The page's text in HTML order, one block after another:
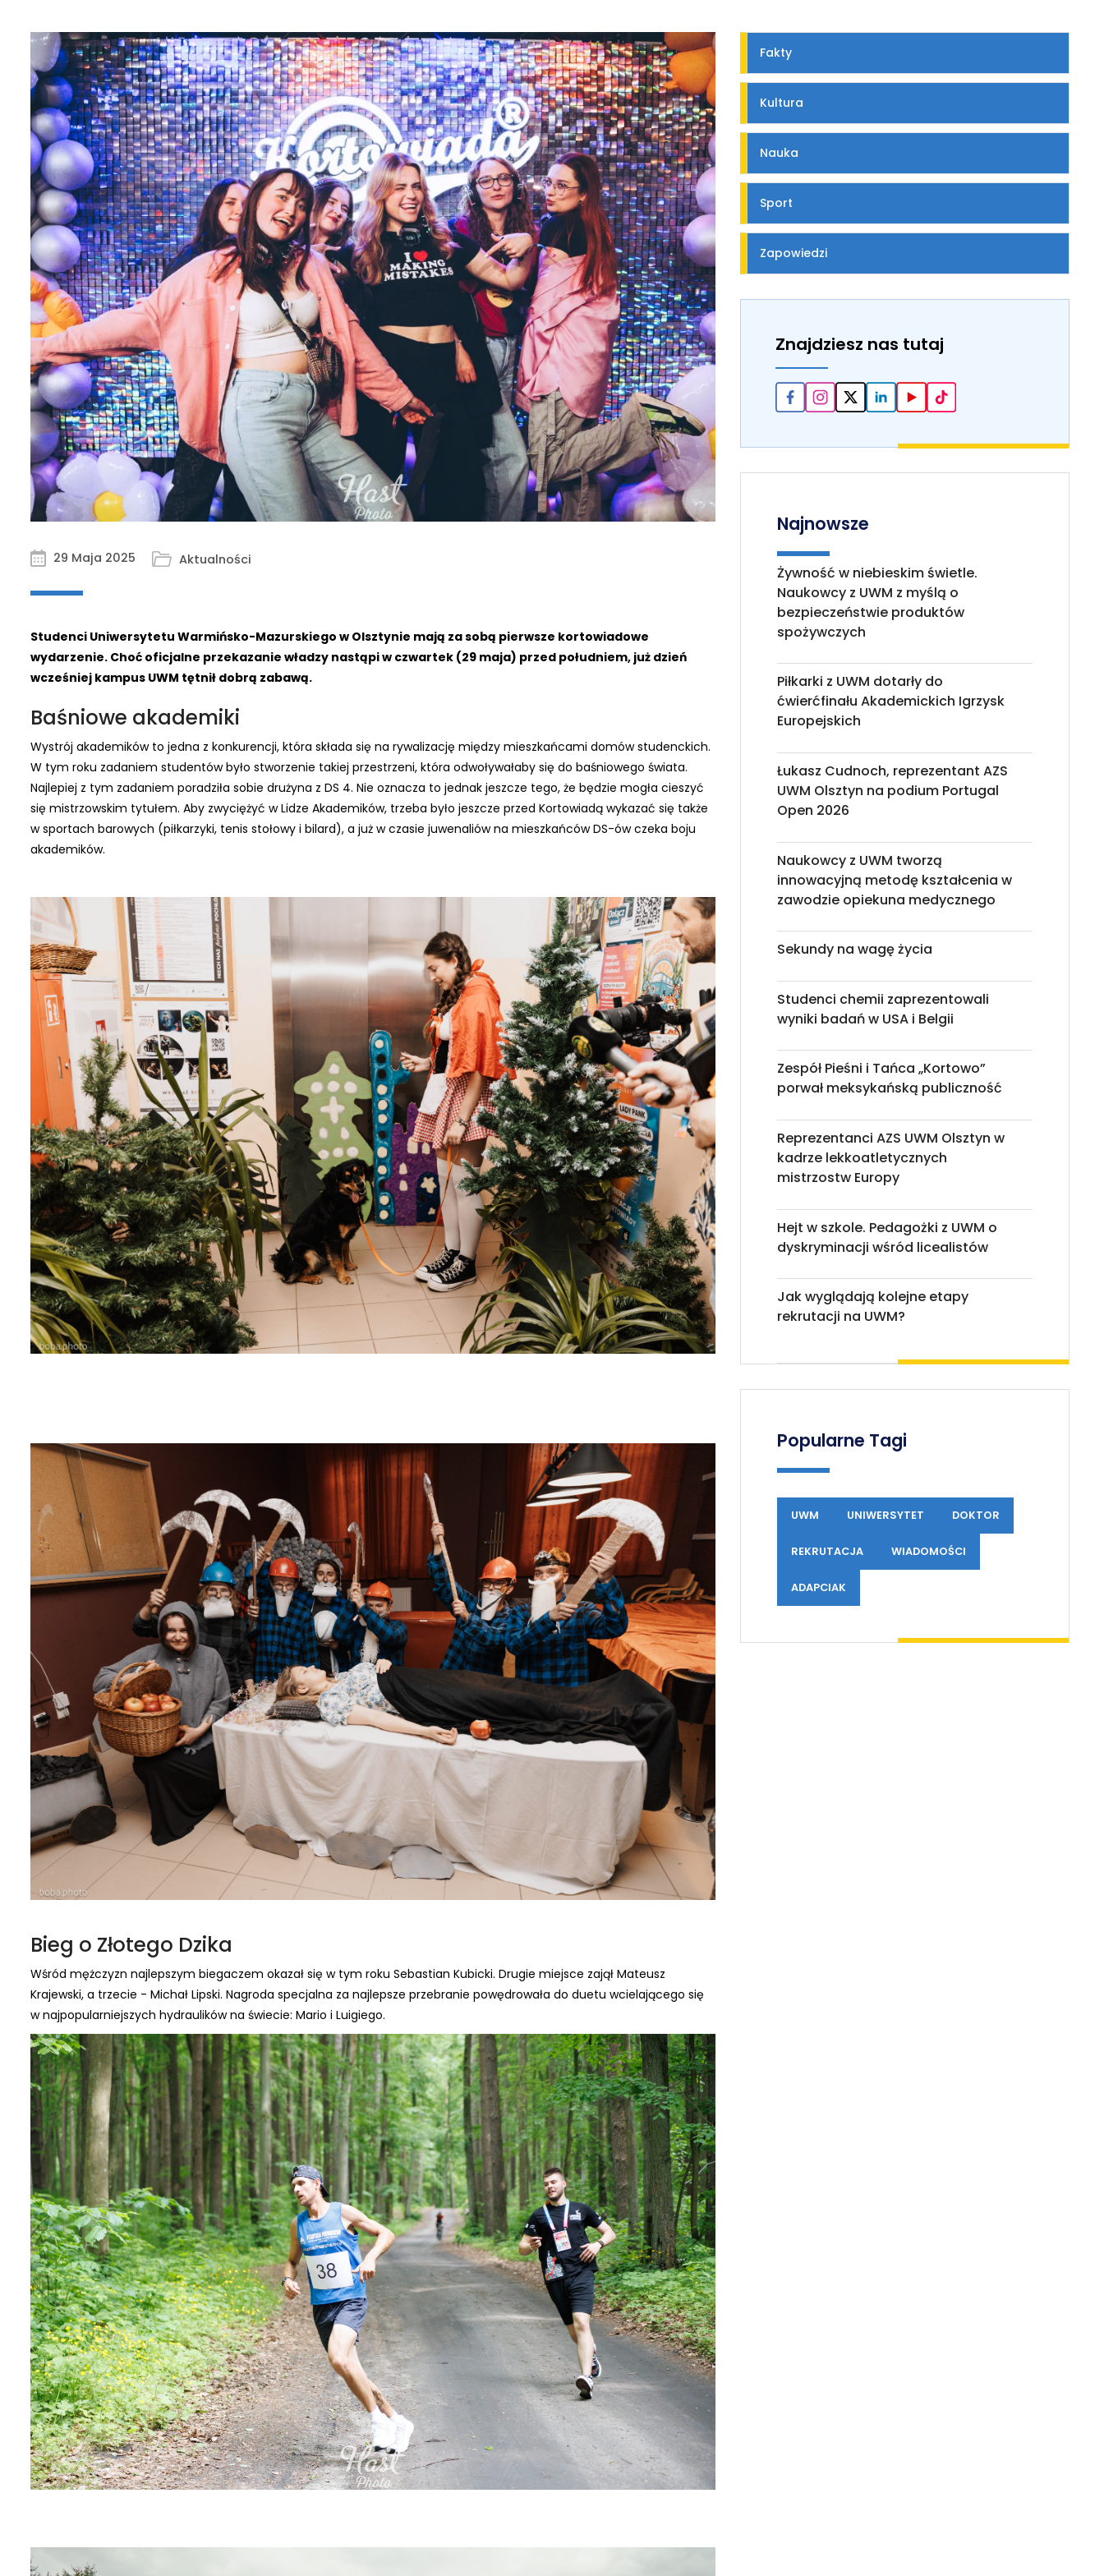
29 Maja 2025 Aktualności
Studenci Uniwersytetu Warmińsko-Mazurskiego w Olsztynie mają za sobą pierwsze kortowiadowe
wydarzenie. Choć oficjalne przekazanie władzy nastąpi w czwartek (29 maja) przed południem, już dzień
wcześniej kampus UWM tętnił dobrą zabawą.
Baśniowe akademiki
Wystrój akademików to jedna z konkurencji, która składa się na rywalizację między mieszkańcami domów studenckich.
W tym roku zadaniem studentów było stworzenie takiej przestrzeni, która odwoływałaby się do baśniowego świata.
Najlepiej z tym zadaniem poradziła sobie drużyna z DS 4. Nie oznacza to jednak jeszcze tego, że będzie mogła cieszyć
się mistrzowskim tytułem. Aby zwyciężyć w Lidze Akademików, trzeba było jeszcze przed Kortowiadą wykazać się także
w sportach barowych (piłkarzyki, tenis stołowy i bilard), a już w czasie juwenaliów na mieszkańców DS-ów czeka boju
akademików.
Bieg o Złotego Dzika
Wśród mężczyzn najlepszym biegaczem okazał się w tym roku Sebastian Kubicki. Drugie miejsce zajął Mateusz
Krajewski, a trzecie - Michał Lipski. Nagroda specjalna za najlepsze przebranie powędrowała do duetu wcielającego się
w najpopularniejszych hydraulików na świecie: Mario i Luigiego.
Fakty
Kultura
Nauka
Sport
Zapowiedzi
Znajdziesz nas tutaj
Najnowsze
Żywność w niebieskim świetle.
Naukowcy z UWM z myślą o
bezpieczeństwie produktów
spożywczych
Piłkarki z UWM dotarły do
ćwierćfinału Akademickich Igrzysk
Europejskich
Łukasz Cudnoch, reprezentant AZS
UWM Olsztyn na podium Portugal
Open 2026
Naukowcy z UWM tworzą
innowacyjną metodę kształcenia w
zawodzie opiekuna medycznego
Sekundy na wagę życia
Studenci chemii zaprezentowali
wyniki badań w USA i Belgii
Zespół Pieśni i Tańca „Kortowo”
porwał meksykańską publiczność
Reprezentanci AZS UWM Olsztyn w
kadrze lekkoatletycznych
mistrzostw Europy
Hejt w szkole. Pedagożki z UWM o
dyskryminacji wśród licealistów
Jak wyglądają kolejne etapy
rekrutacji na UWM?
Popularne Tagi
UWM UNIWERSYTET DOKTOR
REKRUTACJA WIADOMOŚCI
ADAPCIAK